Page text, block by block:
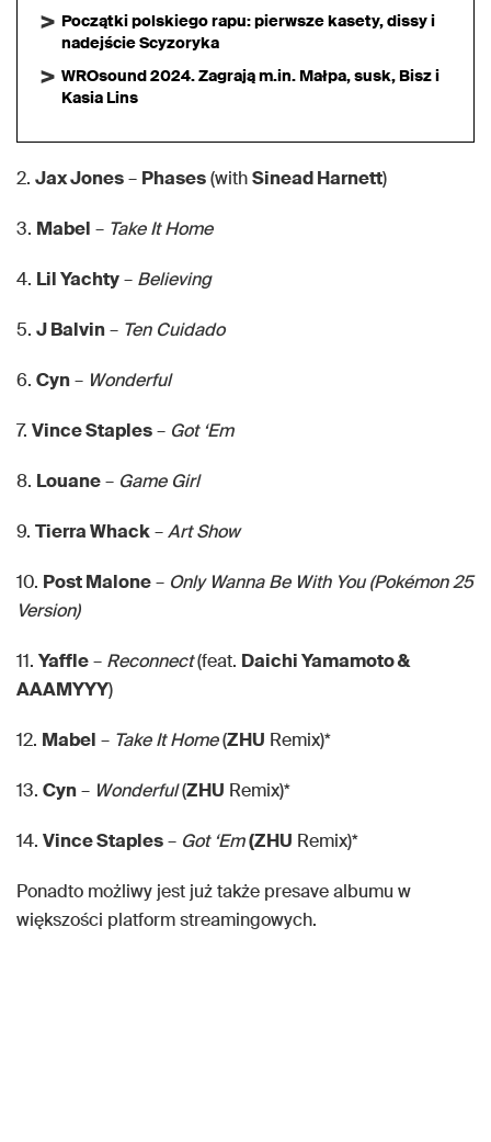
Początki polskiego rapu: pierwsze kasety, dissy i
nadejście Scyzoryka
WROsound 2024. Zagrają m.in. Małpa, susk, Bisz i
Kasia Lins
2. Jax Jones– Phases(withSinead Harnett)
3. Mabel – Take It Home
4. Lil Yachty– Believing
5. J Balvin– Ten Cuidado
6. Cyn– Wonderful
7. Vince Staples– Got ‘Em
8. Louane– Game Girl
9. Tierra Whack–Art Show
10. Post Malone– Only Wanna Be With You (Pokémon 25
Version)
11. Yaffle– Reconnect(feat. Daichi Yamamoto &
AAAMYYY)
12. Mabel – Take It Home(ZHU Remix)*
13. Cyn– Wonderful(ZHU Remix)*
14. Vince Staples– Got ‘Em(ZHU Remix)*
Ponadto możliwy jest już także presave albumu w
większości platform streamingowych.